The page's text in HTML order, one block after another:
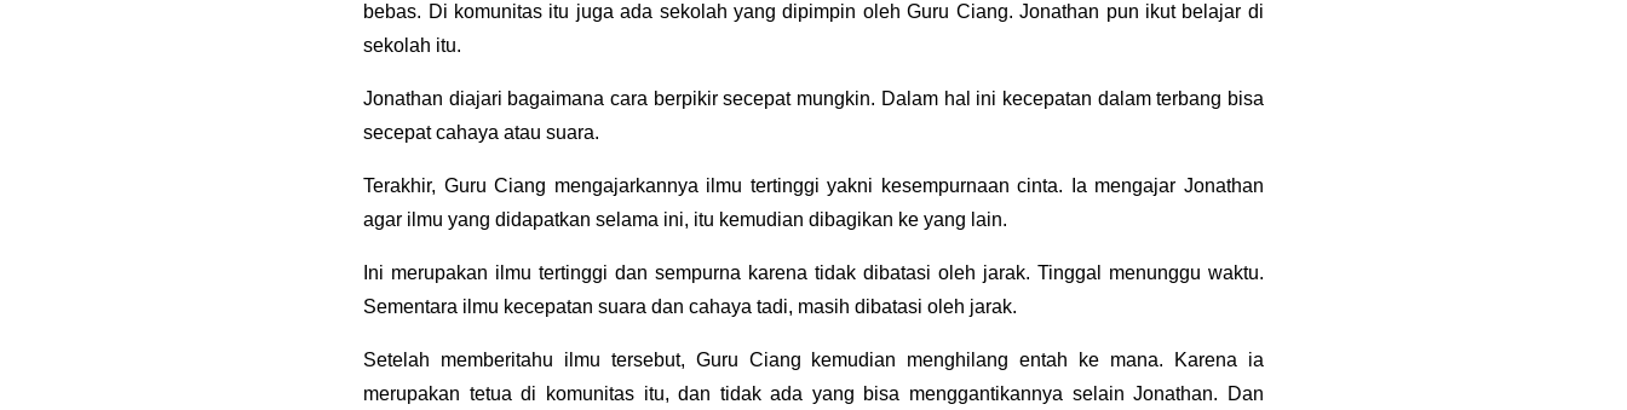
bebas. Di komunitas itu juga ada sekolah yang dipimpin oleh Guru Ciang. Jonathan pun ikut belajar di
sekolah itu.
Jonathan diajari bagaimana cara berpikir secepat mungkin. Dalam hal ini kecepatan dalam terbang bisa
secepat cahaya atau suara.
Terakhir, Guru Ciang mengajarkannya ilmu tertinggi yakni kesempurnaan cinta. Ia mengajar Jonathan
agar ilmu yang didapatkan selama ini, itu kemudian dibagikan ke yang lain.
Ini merupakan ilmu tertinggi dan sempurna karena tidak dibatasi oleh jarak. Tinggal menunggu waktu.
Sementara ilmu kecepatan suara dan cahaya tadi, masih dibatasi oleh jarak.
Setelah memberitahu ilmu tersebut, Guru Ciang kemudian menghilang entah ke mana. Karena ia
merupakan tetua di komunitas itu, dan tidak ada yang bisa menggantikannya selain Jonathan. Dan